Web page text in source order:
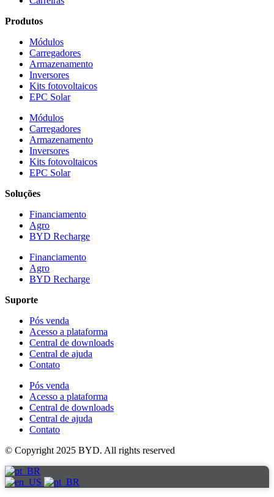
Produtos
Módulos
Carregadores
Armazenamento
Inversores
Kits fotovoltaicos
EPC Solar
Módulos
Carregadores
Armazenamento
Inversores
Kits fotovoltaicos
EPC Solar
Soluções
Financiamento
Agro
BYD Recharge
Financiamento
Agro
BYD Recharge
Suporte
Pós venda
Acesso a plataforma
Central de downloads
Central de ajuda
Contato
Pós venda
Acesso a plataforma
Central de downloads
Central de ajuda
Contato
© Copyright 2025 BYD. All rights reserved